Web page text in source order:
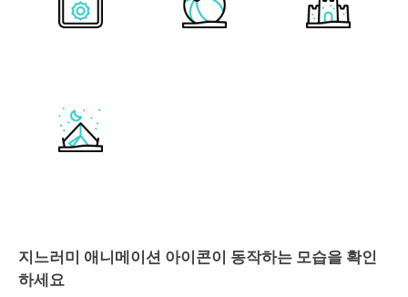
지느러미 애니메이션 아이콘이 동작하는 모습을 확인
하세요